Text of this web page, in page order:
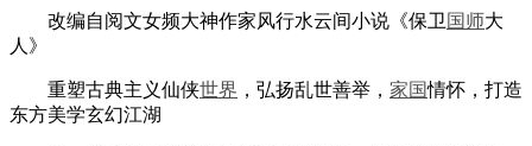
改编自阅文女频大神作家风行水云间小说《保卫 国师大
人》
重塑古典主义仙侠世界 ，弘扬乱世善举， 家国情怀，打造
东方美学玄幻江湖